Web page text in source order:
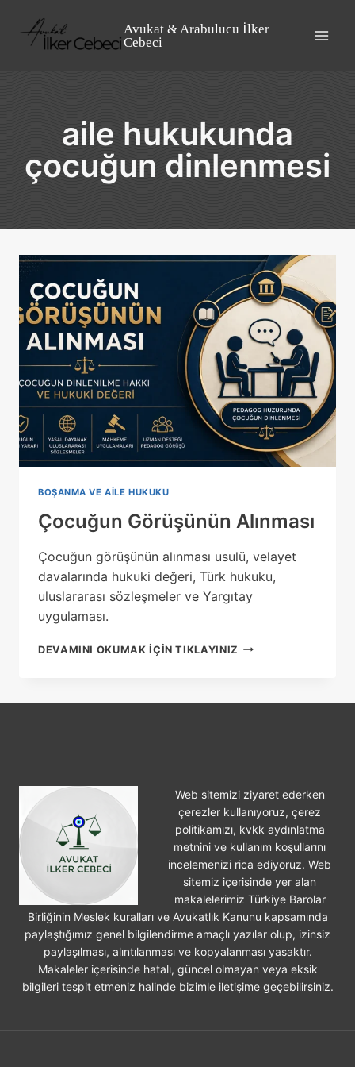
content
Avukat & Arabulucu İlker
Cebeci
aile hukukunda
çocuğun dinlenmesi
BOŞANMA VE AILE HUKUKU
Çocuğun Görüşünün Alınması
Çocuğun görüşünün alınması usulü, velayet
davalarında hukuki değeri, Türk hukuku,
uluslararası sözleşmeler ve Yargıtay
uygulaması.
DEVAMINI OKUMAK IÇIN TIKLAYINIZ ÇOCUĞUN
Web sitemizi ziyaret ederken
çerezler kullanıyoruz, çerez
politikamızı, kvkk aydınlatma
metnini ve kullanım koşullarını
incelemenizi rica ediyoruz. Web
sitemiz içerisinde yer alan
makalelerimiz Türkiye Barolar
Birliğinin Meslek kuralları ve Avukatlık Kanunu kapsamında
paylaştığımız genel bilgilendirme amaçlı yazılar olup, izinsiz
paylaşılması, alıntılanması ve kopyalanması yasaktır.
Makaleler içerisinde hatalı, güncel olmayan veya eksik
bilgileri tespit etmeniz halinde bizimle iletişime geçebilirsiniz.